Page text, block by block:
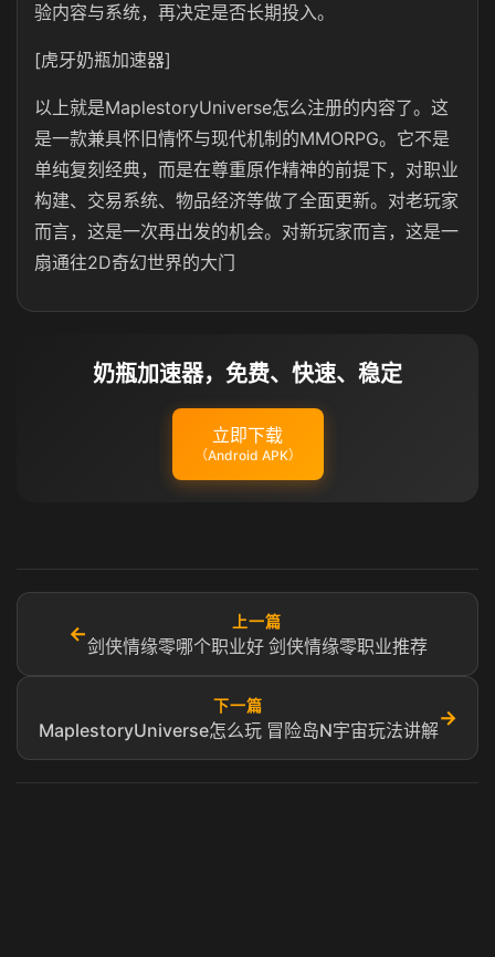
验内容与系统，再决定是否长期投入。
[虎牙奶瓶加速器]
以上就是MaplestoryUniverse怎么注册的内容了。这
是一款兼具怀旧情怀与现代机制的MMORPG。它不是
单纯复刻经典，而是在尊重原作精神的前提下，对职业
构建、交易系统、物品经济等做了全面更新。对老玩家
而言，这是一次再出发的机会。对新玩家而言，这是一
扇通往2D奇幻世界的大门
奶瓶加速器，免费、快速、稳定
立即下载
（Android APK）
←
上一篇
剑侠情缘零哪个职业好 剑侠情缘零职业推荐
下一篇
MaplestoryUniverse怎么玩 冒险岛N宇宙玩法讲解
→